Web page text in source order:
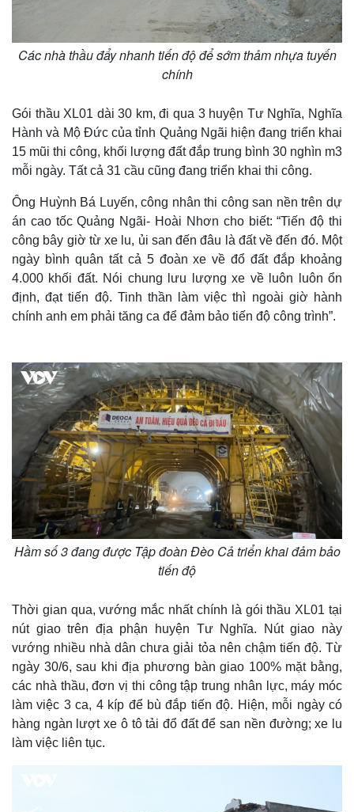
Thế giới
Quan sát
Multimedia
Video
Ảnh
Infographic
Các nhà thầu đẩy nhanh tiến độ để sớm thảm nhựa tuyến
chính
Gói thầu XL01 dài 30 km, đi qua 3 huyện Tư Nghĩa, Nghĩa
Hành và Mộ Đức của tỉnh Quảng Ngãi hiện đang triển khai
15 mũi thi công, khối lượng đất đắp trung bình 30 nghìn m3
mỗi ngày. Tất cả 31 cầu cũng đang triển khai thi công.
Ông Huỳnh Bá Luyến, công nhân thi công san nền trên dự
án cao tốc Quảng Ngãi- Hoài Nhơn cho biết: “Tiến độ thi
công bây giờ từ xe lu, ủi san đến đâu là đất về đến đó. Một
ngày bình quân tất cả 5 đoàn xe về đổ đất đắp khoảng
4.000 khối đất. Nói chung lưu lượng xe về luôn luôn ổn
định, đạt tiến độ. Tinh thần làm việc thì ngoài giờ hành
chính anh em phải tăng ca để đảm bảo tiến độ công trình”.
Hầm số 3 đang được Tập đoàn Đèo Cả triển khai đảm bảo
tiến độ
Thời gian qua, vướng mắc nhất chính là gói thầu XL01 tại
nút giao trên địa phận huyện Tư Nghĩa. Nút giao này
vướng nhiều nhà dân chưa giải tỏa nên chậm tiến độ. Từ
ngày 30/6, sau khi địa phương bàn giao 100% mặt bằng,
các nhà thầu, đơn vị thi công tập trung nhân lực, máy móc
làm việc 3 ca, 4 kíp để bù đắp tiến độ. Hiện, mỗi ngày có
hàng ngàn lượt xe ô tô tải đổ đất để san nền đường; xe lu
làm việc liên tục.